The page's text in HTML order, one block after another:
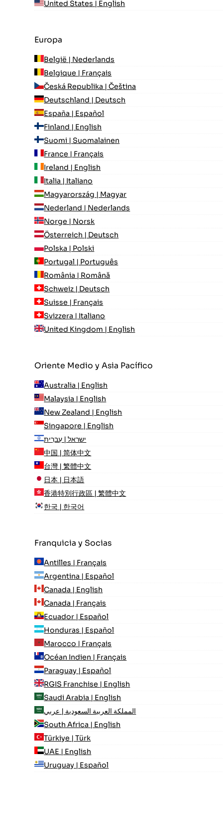
United States | English
Europa
België | Nederlands
Belgique | Français
Česká Republika | Čeština
Deutschland | Deutsch
España | Español
Finland | English
Suomi | Suomalainen
France | Français
Ireland | English
Italia | Italiano
Magyarország | Magyar
Nederland | Nederlands
Norge | Norsk
Österreich | Deutsch
Polska | Polski
Portugal | Português
România | Română
Schweiz | Deutsch
Suisse | Français
Svizzera | Italiano
United Kingdom | English
Oriente Medio y Asia Pacífico
Australia | English
Malaysia | English
New Zealand | English
Singapore | English
ישראל | עִברִית
中国 | 简体中文
台灣 | 繁體中文
日本 | 日本語
香港特別行政區 | 繁體中文
한국 | 한국어
Franquicia y Socias
Antilles | Français
Argentina | Español
Canada | English
Canada | Français
Ecuador | Español
Honduras | Español
Marocco | Français
Océan Indien | Français
Paraguay | Español
RGIS Franchise | English
Saudi Arabia | English
المملكة العربية السعودية | عربي
South Africa | English
Türkiye | Türk
UAE | English
Uruguay | Español